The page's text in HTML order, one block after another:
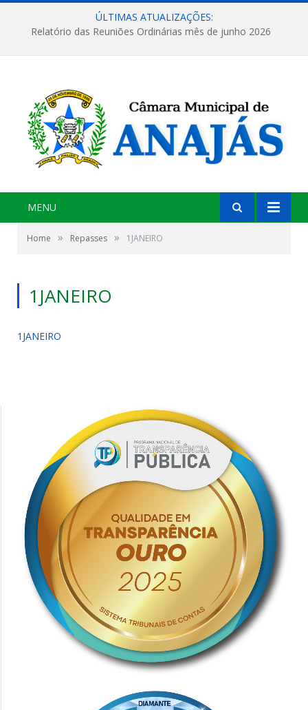
ÚLTIMAS ATUALIZAÇÕES:
Relatório das Reuniões Ordinárias mês de junho 2026
MENU
Home » Repasses » 1JANEIRO
1JANEIRO
1JANEIRO